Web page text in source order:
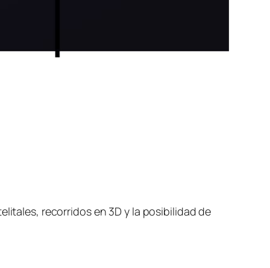
recorridos en 3D y la posibilidad de